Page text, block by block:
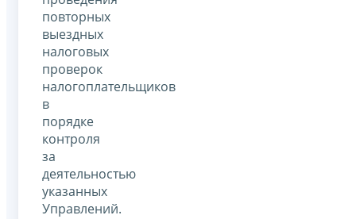
повторных
выездных
налоговых
проверок
налогоплательщиков
в
порядке
контроля
за
деятельностью
указанных
Управлений.